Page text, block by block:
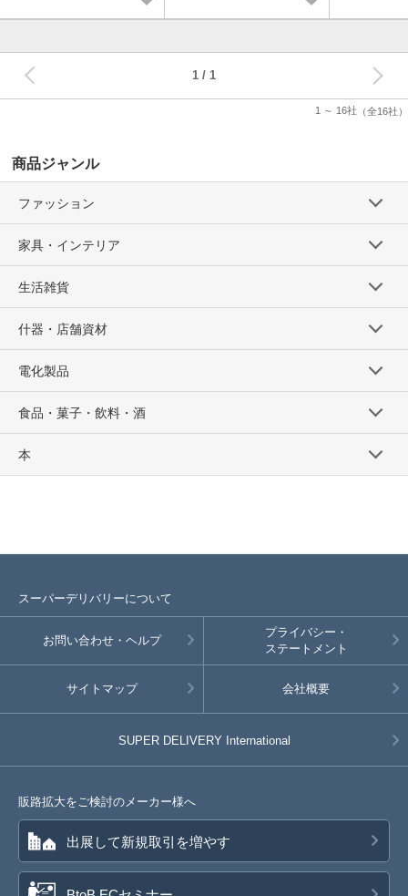
1 ～ 16社 （全16社）
1
商品ジャンル
ファッション
家具・インテリア
生活雑貨
什器・店舗資材
電化製品
食品・菓子・飲料・酒
本
スーパーデリバリーについて
お問い合わせ・ヘルプ
プライバシー・
ステートメント
サイトマップ 会社概要
SUPER DELIVERY International
販路拡大をご検討のメーカー様へ
出展して新規取引を増やす